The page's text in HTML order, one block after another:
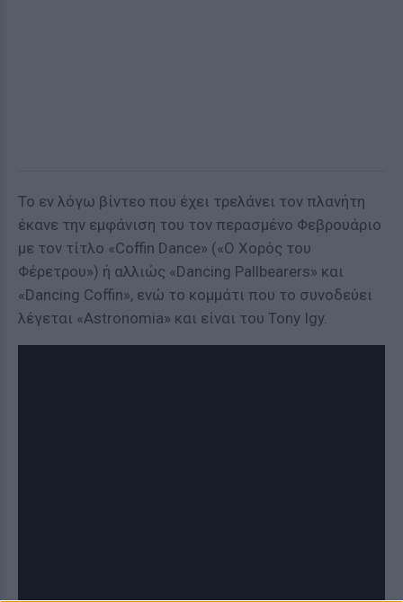
Το εν λόγω βίντεο που έχει τρελάνει τον πλανήτη
έκανε την εμφάνιση του τον περασμένο Φεβρουάριο
με τον τίτλο «Coffin Dance» («Ο Χορός του
Φέρετρου») ή αλλιώς «Dancing Pallbearers» και
«Dancing Coffin», ενώ το κομμάτι που το συνοδεύει
λέγεται «Astronomia» και είναι του Tony Igy.